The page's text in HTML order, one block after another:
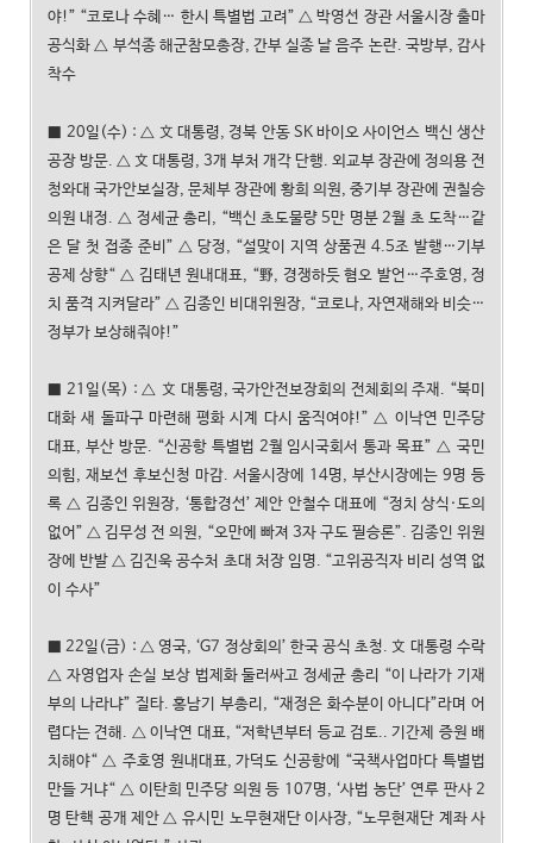
야!” “코로나 수혜… 한시 특별법 고려” △ 박영선 장관 서울시장 출마
공식화 △ 부석종 해군참모총장, 간부 실종 날 음주 논란. 국방부, 감사
착수
■ 20일(수) : △ 文 대통령, 경북 안동 SK 바이오 사이언스 백신 생산
공장 방문. △ 文 대통령, 3개 부처 개각 단행. 외교부 장관에 정의용 전
청와대 국가안보실장, 문체부 장관에 황희 의원, 중기부 장관에 권칠승
의원 내정. △ 정세균 총리, “백신 초도물량 5만 명분 2월 초 도착…같
은 달 첫 접종 준비” △ 당정, “설맞이 지역 상품권 4.5조 발행…기부
공제 상향“ △ 김태년 원내대표, “野, 경쟁하듯 혐오 발언…주호영, 정
치 품격 지켜달라” △ 김종인 비대위원장, “코로나, 자연재해와 비슷…
정부가 보상해줘야!”
■ 21일(목) : △ 文 대통령, 국가안전보장회의 전체회의 주재. “북미
대화 새 돌파구 마련해 평화 시계 다시 움직여야!” △ 이낙연 민주당
대표, 부산 방문. “신공항 특별법 2월 임시국회서 통과 목표” △ 국민
의힘, 재보선 후보신청 마감. 서울시장에 14명, 부산시장에는 9명 등
록 △ 김종인 위원장, ‘통합경선’ 제안 안철수 대표에 “정치 상식·도의
없어” △ 김무성 전 의원, “오만에 빠져 3자 구도 필승론”. 김종인 위원
장에 반발 △ 김진욱 공수처 초대 처장 임명. “고위공직자 비리 성역 없
이 수사”
■ 22일(금) : △ 영국, ‘G7 정상회의’ 한국 공식 초청. 文 대통령 수락
△ 자영업자 손실 보상 법제화 둘러싸고 정세균 총리 “이 나라가 기재
부의 나라냐” 질타. 홍남기 부총리, “재정은 화수분이 아니다”라며 어
렵다는 견해. △ 이낙연 대표, “저학년부터 등교 검토.. 기간제 증원 배
치해야“ △ 주호영 원내대표, 가덕도 신공항에 “국책사업마다 특별법
만들 거냐“ △ 이탄희 민주당 의원 등 107명, ‘사법 농단’ 연루 판사 2
명 탄핵 공개 제안 △ 유시민 노무현재단 이사장, “노무현재단 계좌 사